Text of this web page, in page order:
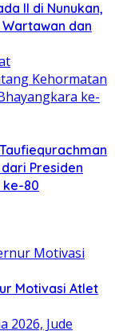
II di Nunukan,
dan
Presiden
ke-80
Motivasi Atlet